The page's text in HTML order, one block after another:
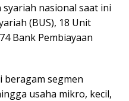
nasional saat ini
(BUS), 18 Unit
Bank Pembiayaan
beragam segmen
usaha mikro, kecil,